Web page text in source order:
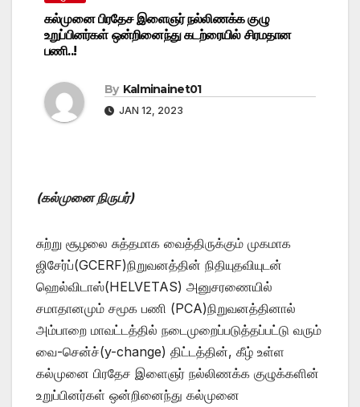
கல்முனை பிரதேச இளைஞர் நல்லிணக்க குழு
உறுப்பினர்கள் ஒன்றினைந்து கடற்ரையில் சிரமதான
பணி..!
By Kalminainet01
JAN 12, 2023
(கல்முனை நிருபர்)
சுற்று சூழலை சுத்தமாக வைத்திருக்கும் முகமாக
ஜிசேர்ப்(GCERF)நிறுவனத்தின் நிதியுதவியுடன்
ஹெல்விடாஸ்(HELVETAS) அனுசரணையில்
சமாதானமும் சமூக பணி (PCA)நிறுவனத்தினால்
அம்பாறை மாவட்டத்தில் நடைமுறைப்படுத்தப்பட்டு வரும்
வை-சென்ச்(y-change) திட்டத்தின், கீழ் உள்ள
கல்முனை பிரதேச இளைஞர் நல்லிணக்க குழுக்களின்
உறுப்பினர்கள் ஒன்றினைந்து கல்முனை